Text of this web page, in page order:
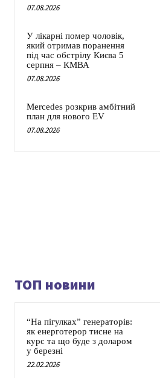
07.08.2026
У лікарні помер чоловік,
який отримав поранення
під час обстрілу Києва 5
серпня – КМВА
07.08.2026
Mercedes розкрив амбітний
план для нового EV
07.08.2026
ТОП новини
“На пігулках” генераторів:
як енерготерор тисне на
курс та що буде з доларом
у березні
22.02.2026